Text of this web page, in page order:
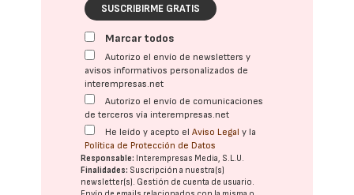
SUSCRIBIRME GRATIS
Marcar todos
Autorizo el envío de newsletters y
avisos informativos personalizados de
interempresas.net
Autorizo el envío de comunicaciones
de terceros vía interempresas.net
He leído y acepto elAviso Legal y la
Política de Protección de Datos
Responsable: Interempresas Media, S.L.U.
Finalidades: Suscripción a nuestra(s)
newsletter(s). Gestión de cuenta de usuario.